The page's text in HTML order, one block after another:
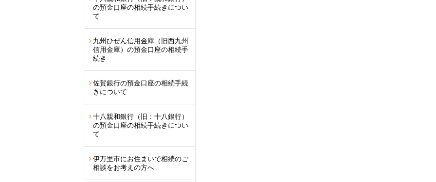
の預金口座の相続手続きについ
て
九州ひぜん信用金庫（旧西九州
信用金庫）の預金口座の相続手
続き
佐賀銀行の預金口座の相続手続
きについて
十八親和銀行（旧：十八銀行）
の預金口座の相続手続きについ
て
伊万里市にお住まいで相続のご
相談をお考えの方へ